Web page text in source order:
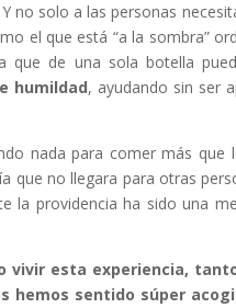
Y no solo a las personas
el que está “a la sombra”
de una sola botella
humildad, ayudando sin ser
nada para comer más que
que no llegara para otras
providencia ha sido una
vivir esta experiencia,
hemos sentido súper